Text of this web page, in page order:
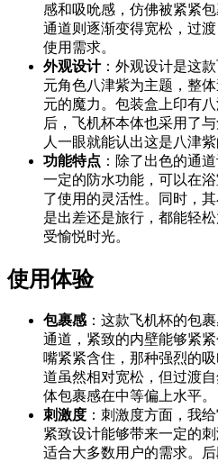
感和吸吮感，仿佛被紧紧
通道则逐渐变得宽松，过
使用需求。
外观设计：外观设计是这
元角色八津紫为主题，整
元的魔力。包装盒上印有
后，飞机杯本体也采用了
人一眼就能认出这是八津紫
功能特点 ：除了出色的通
一定的防水功能，可以在
了使用的灵活性。同时，
是出差还是旅行，都能轻
受愉悦时光。
使用体验
包裹感 ：这款飞机杯的包
通道，紧致的内壁能够紧
嘴紧紧含住，那种强烈的
道虽然相对宽松，但过渡
体包裹感在中等偏上水平。
刺激度 ：刺激度方面，我
紧致设计能够带来一定的
适合大多数用户的需求。